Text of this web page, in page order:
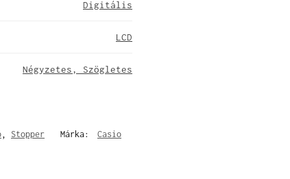
Digitális
LCD
Négyzetes, Szögletes
, Stopper Márka: Casio